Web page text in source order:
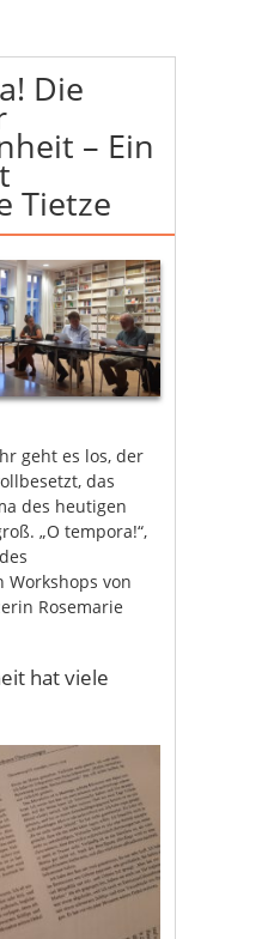
Die
– Ein
Tietze
geht es los, der
das
des heutigen
„O tempora!“,
von
Rosemarie
hat viele